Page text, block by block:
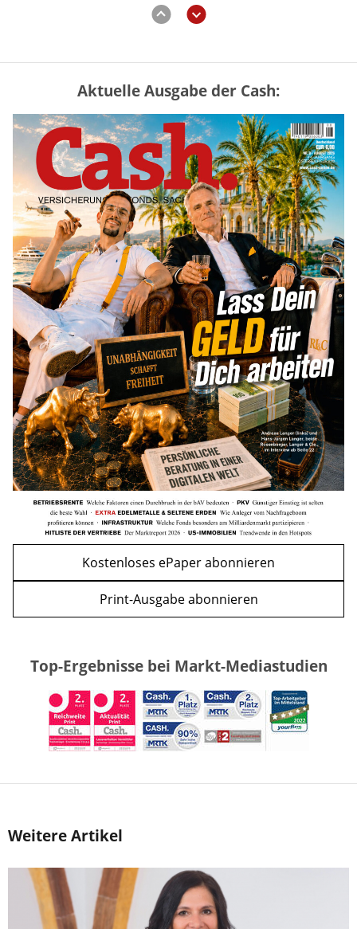
WEITERE ARTIKEL
zurückweiter
Vermieter-Zutritt: Wann Mieter
die Wohnung öffnen müssen
mehr
Mütterrente III Tabelle: So viel Renten-
Nachzahlung ist pro Kind möglich
mehr
„Jung kauft Alt“ 2026: Neue Förderung im
Überblick – Tabelle mit Kreditbeträgen
und Einkommensgrenzen
mehr
Aktuelle Ausgabe der Cash:
Kostenloses ePaper abonnieren
Print-Ausgabe abonnieren
Top-Ergebnisse bei Markt-Mediastudien
Weitere Artikel